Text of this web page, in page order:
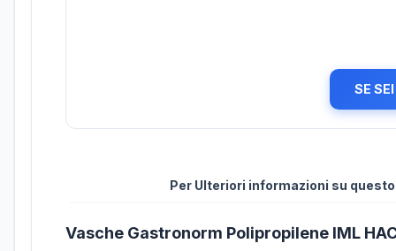
SE
Per Ulteriori informazioni su
Vasche Gastronorm Polipropilene IML